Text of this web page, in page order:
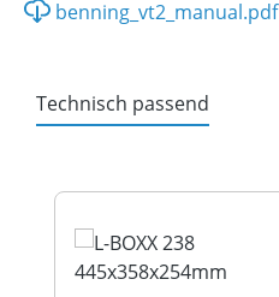
benning_vt2_manual.pdf
Technisch passend